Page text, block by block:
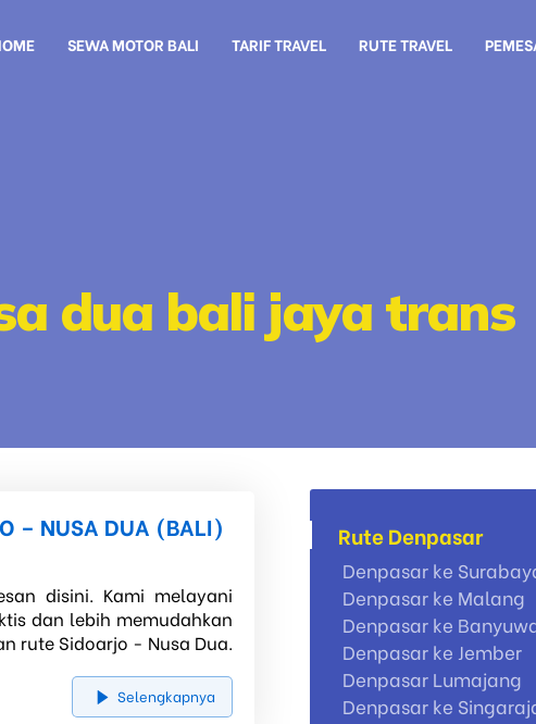
SEWA MOTOR BALI TARIF TRAVEL RUTE TRAVEL
dua bali jaya trans
– NUSA DUA (BALI)
disini. Kami melayani
dan lebih memudahkan
rute Sidoarjo - Nusa Dua.
Selengkapnya
Rute Denpasar
Denpasar ke
Denpasar ke Malang
Denpasar ke
Denpasar ke Jember
Denpasar Lumajang
Denpasar ke